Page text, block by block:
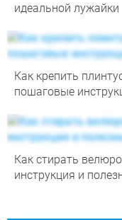
идеальной лужайки
Как крепить
пошаговые
Как стирать
инструкция и